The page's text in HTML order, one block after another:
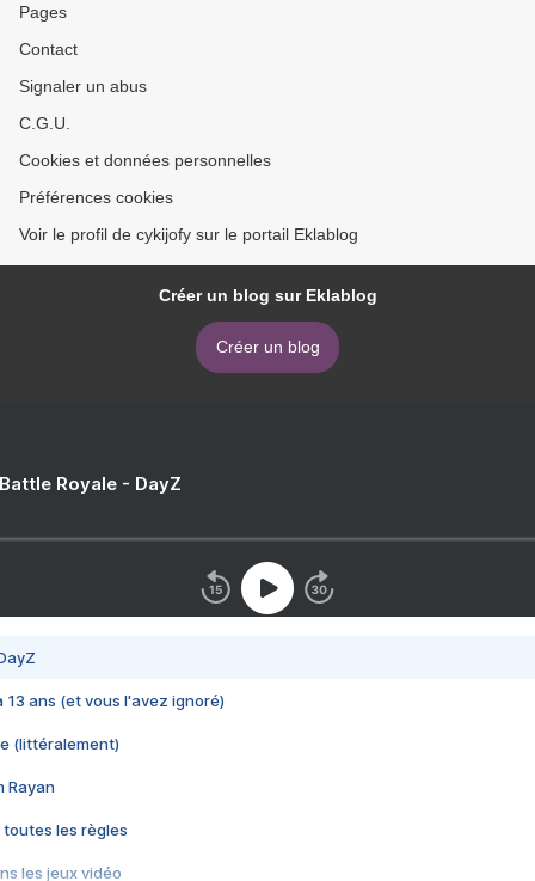
Pages
Contact
Signaler un abus
C.G.U.
Cookies et données personnelles
Préférences cookies
Voir le profil de cykijofy sur le portail Eklablog
Créer un blog sur Eklablog
Créer un blog
Royale - DayZ
13 ans (et vous l'avez ignoré)
(littéralement)
Rayan
toutes les règles
les jeux vidéo